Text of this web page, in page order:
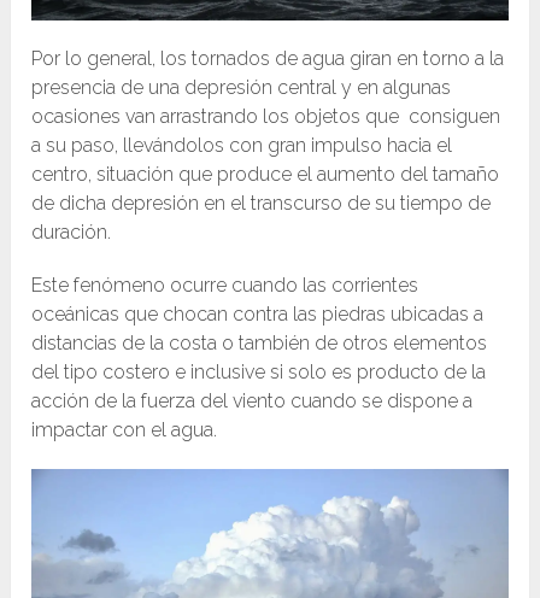
Por lo general, los tornados de agua giran en torno a la
presencia de una depresión central y en algunas
ocasiones van arrastrando los objetos que consiguen
a su paso, llevándolos con gran impulso hacia el
centro, situación que produce el aumento del tamaño
de dicha depresión en el transcurso de su tiempo de
duración.
Este fenómeno ocurre cuando las corrientes
oceánicas que chocan contra las piedras ubicadas a
distancias de la costa o también de otros elementos
del tipo costero e inclusive si solo es producto de la
acción de la fuerza del viento cuando se dispone a
impactar con el agua.